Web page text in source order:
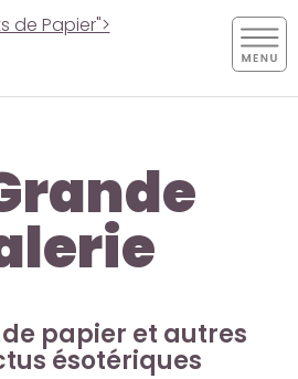
de Papier">
papier et autres
ésotériques